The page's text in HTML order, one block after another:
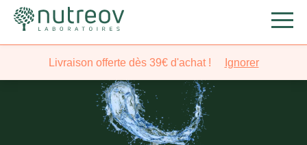
Livraison offerte dès 39€ d'achat ! Ignorer